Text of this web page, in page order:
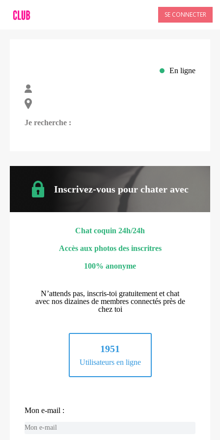
SE CONNECTER
En ligne
Je recherche :
Inscrivez-vous pour chater avec
Chat coquin 24h/24h
Accès aux photos des inscritres
100% anonyme
N’attends pas, inscris-toi gratuitement et chat
avec nos dizaines de membres connectés près de
chez toi
1951
Utilisateurs en ligne
Mon e-mail :